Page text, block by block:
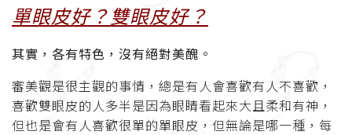
單眼皮好？雙眼皮好？
其實，各有特色， 沒有絕對美醜。
審美觀是很主觀的事情，總是有人會喜歡有人不喜歡，
喜歡雙眼皮的人多半是因為眼睛看起來大且柔和有神，
但也是會有人喜歡很單的單眼皮，但無論是哪一種，每